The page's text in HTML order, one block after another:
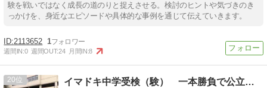
験を戦いではなく成長の道のりと捉えさせる。検討のヒントや気づきのき
っかけを、身近なエピソードや具体的な事例を通じて伝えていきます。
2113652 1
週間IN:0 週間OUT:24 月間IN:8
20 イマドキ中学受検（験） 一本勝負で公立中高一貫合格！